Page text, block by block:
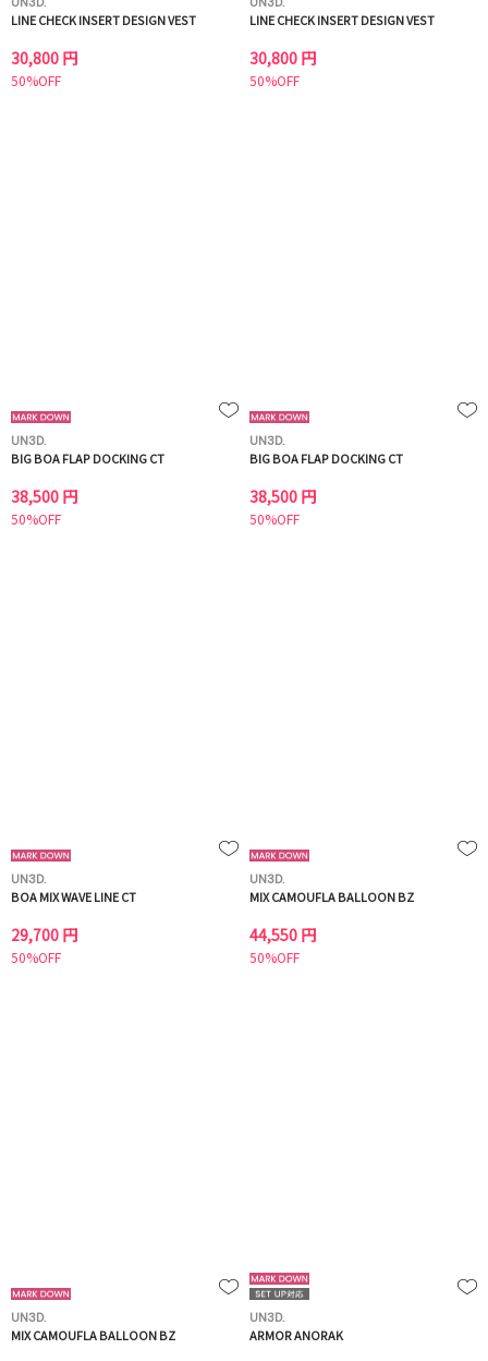
LINE CHECK INSERT DESIGN VEST
30,800 円
50%OFF
LINE CHECK INSERT DESIGN VEST
30,800 円
50%OFF
UN3D.
BIG BOA FLAP DOCKING CT
38,500 円
50%OFF
UN3D.
BIG BOA FLAP DOCKING CT
38,500 円
50%OFF
UN3D.
BOA MIX WAVE LINE CT
29,700 円
50%OFF
UN3D.
MIX CAMOUFLA BALLOON BZ
44,550 円
50%OFF
UN3D.
MIX CAMOUFLA BALLOON BZ
UN3D.
ARMOR ANORAK